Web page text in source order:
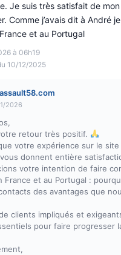
à 06h19
10/12/2025
Je suis très satisfait de
Comme j’avais dit à André
et au Portugal
2026
retour très positif.
votre expérience sur le
vous donnent entière
votre intention de faire
France et au Portugal :
des avantages que
clients impliqués et
pour faire progresser